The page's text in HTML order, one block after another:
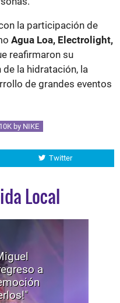
la participación de
Agua Loa, Electrolight,
reafirmaron su
la hidratación, la
de grandes eventos
by NIKE
Twitter
Local
a